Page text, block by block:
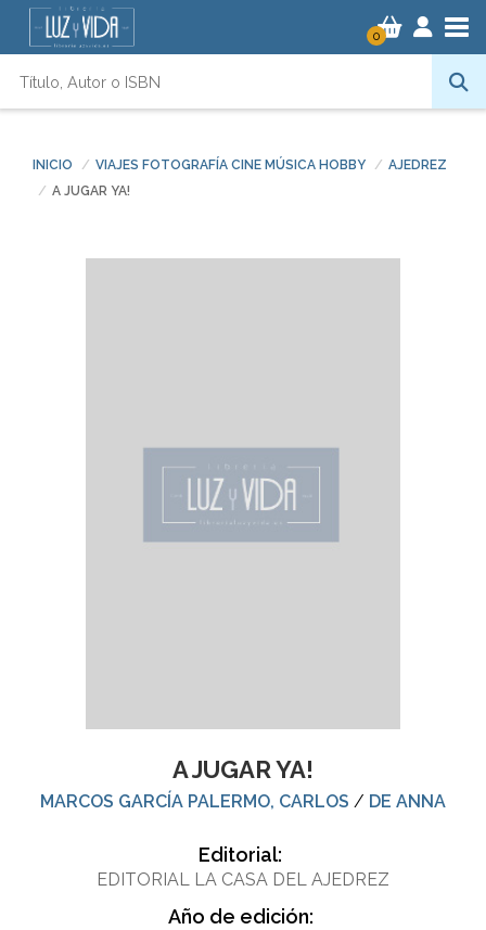
0
INICIO VIAJES FOTOGRAFÍA CINE MÚSICA HOBBY
AJEDREZ
A JUGAR YA!
A JUGAR YA!
MARCOS GARCÍA PALERMO, CARLOS / DE ANNA
Editorial:
EDITORIAL LA CASA DEL AJEDREZ
Año de edición: